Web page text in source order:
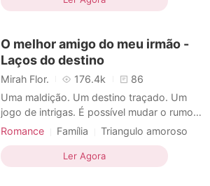
Ambos se conhecem em uma festa e tem
não sabia que C
Desenvolvimento dos personagens
Flashback
O melhor amigo do meu irmão -
Laços do destino
Mirah Flor. 176.4k
86
Uma maldição. Um destino traçado. Um
jogo de intrigas. É possível mudar o rumo
do seu próprio destino? Você poderia
enfrentar o destino, e até mesmo a morte,
para viver um amor verdadeiro. Quando
Romance Família
Triangulo amoroso
Maldição
Fofinhos
Heroína
Encantadora
Charmoso Mágico
Ler Agora